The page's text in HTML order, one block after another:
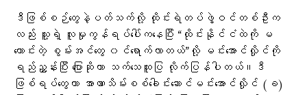
ဒီဖြစ်စဉ်တွေနဲ့ပတ်သက်လို့ ထိုင်းရဲတပ်ဖွဲ့ဝင်တစ်ဦးက
လည်း သူ့ရဲ့ လူမှုကွန်ရပ်ပေါ်ကနေပြီး “ထိုင်းနိုင်ငံထဲကို မ
ကောင်းတဲ့ စွမ်းအင်တွေ ၀င်ရောက်လာတယ်”လို့ မင်းအောင်လှိုင်ကို
ရည်ညွှန်းပြီး ပြောဆိုကာ သက်သေထူပြ လိုက်ပြန်ပါတယ်။ဒီ
ဖြစ်ရပ်တွေဟာ အာဏာသိမ်းစစ်ခေါင်းဆောင်မင်းအောင်လှိုင် (ခ)